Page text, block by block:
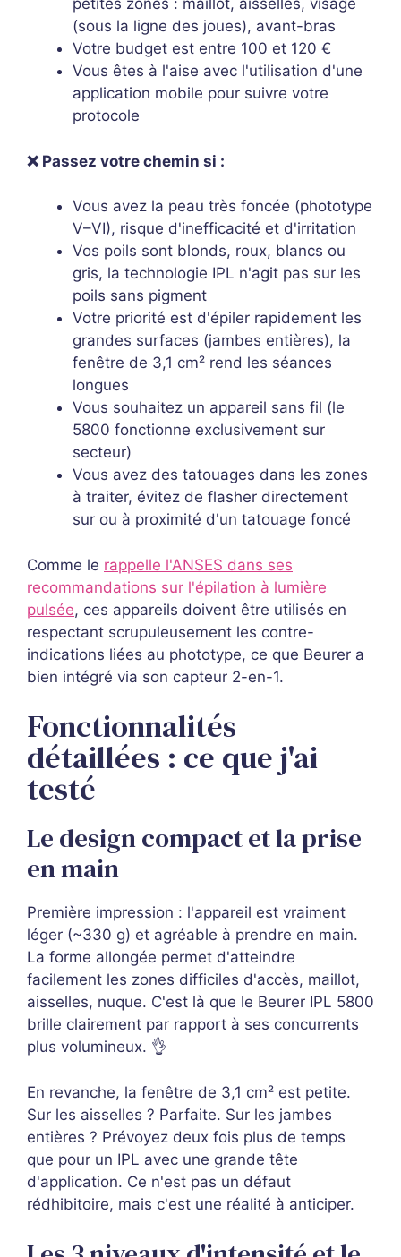
petites zones : maillot, aisselles, visage
(sous la ligne des joues), avant-bras
Votre budget est entre 100 et 120 €
Vous êtes à l'aise avec l'utilisation d'une
application mobile pour suivre votre
protocole
❌ Passez votre chemin si :
Vous avez la peau très foncée (phototype
V–VI), risque d'inefficacité et d'irritation
Vos poils sont blonds, roux, blancs ou
gris, la technologie IPL n'agit pas sur les
poils sans pigment
Votre priorité est d'épiler rapidement les
grandes surfaces (jambes entières), la
fenêtre de 3,1 cm² rend les séances
longues
Vous souhaitez un appareil sans fil (le
5800 fonctionne exclusivement sur
secteur)
Vous avez des tatouages dans les zones
à traiter, évitez de flasher directement
sur ou à proximité d'un tatouage foncé
Comme le rappelle l'ANSES dans ses
recommandations sur l'épilation à lumière
pulsée, ces appareils doivent être utilisés en
respectant scrupuleusement les contre-
indications liées au phototype, ce que Beurer a
bien intégré via son capteur 2-en-1.
Fonctionnalités
détaillées : ce que j'ai
testé
Le design compact et la prise
en main
Première impression : l'appareil est vraiment
léger (~330 g) et agréable à prendre en main.
La forme allongée permet d'atteindre
facilement les zones difficiles d'accès, maillot,
aisselles, nuque. C'est là que le Beurer IPL 5800
brille clairement par rapport à ses concurrents
plus volumineux. 👌
En revanche, la fenêtre de 3,1 cm² est petite.
Sur les aisselles ? Parfaite. Sur les jambes
entières ? Prévoyez deux fois plus de temps
que pour un IPL avec une grande tête
d'application. Ce n'est pas un défaut
rédhibitoire, mais c'est une réalité à anticiper.